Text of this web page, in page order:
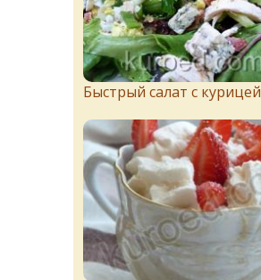
Быстрый салат с курицей